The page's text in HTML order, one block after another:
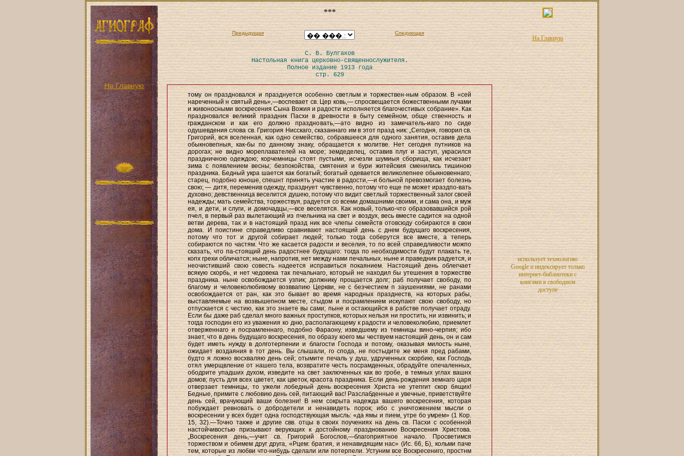
На Главную
***
Предыдущая Следующая
С. В. Булгаков
Настольная книга церковно-священнослужителя.
Полное издание 1913 года
стр. 629
тому он праздновался и празднуется особенно светлым и торжествен-ным образом. В «сей
нареченный н святый день»,—воспевает св. Цер ковь,— спросвещается божественными лучами
и живоносными воскресения Сына Вожия и радости исполняется благочестивых собрание». Как
праздновался великий праздник Пасхи в древности в быту семейном, обще ственность и
гражданском и как его должно праздновать,—ато видно из замечатель-иаго по сиде
одушевдения слова св. Григория Нисскаго, сказаннаго им в этот празд ник: „Сегодня, говорил св.
Григорий, вся вселенная, как одно семейство, собравшееся для одного занятия, оставив дела
обыкновепныя, как-бы по данному знаку, обращается к молитве. Нет сегодня путников на
дорогах; не видно мореплавателей на море; земдеделец, оставив плуг и заступ, украсился
праздничною одеждою; корчемницы стоят пустыми, исчезли шумиыя сборища, как исчезает
зима с появлением весны; безпокойства, смятения и бури житейския сменились тишиною
праздника. Бедный укра шается как богатый; богатый одевается великолепнее обыкновеннаго;
старец, подобно юноше, спешнт принять участие в радости,—и больной превозмогает болезнь
свою; — дитя, переменив одежду, празднует чувственно, потому что еще пе может ираздпо-вать
духовно; девственница веселится душею, потому что видит светлый торжественный залог своей
надежды; мать семейства, торжествуя, радуется со всеми домашними своими, и сама она, и муж
ея, и дети, и слуги, и домочадцы,—все веселятся. Как новый, только-что образовавшийся рой
пчел, в первый раз вылетающий из пчельника на свет и воздух, весь вместе садится на одной
ветви дерева, так и в настоящий празд ник все члепы семейств отовсюду собираются в свои
дома. И поистине справедливо сравнивают настоящий день с днем будущаго воскресения,
потому что тот и другой собирает людей; только тогда соберутся все вместе, а теперь
собираются по частям. Что же касается радости и веселия, то по всей справедливости можпо
сказать, что па-стоящий день радостнее будущаго: тогда по необходимости будут плакать те,
копх грехи обличатся; ныне, напротив, нет между нами печальных. ныне и праведник радуется, и
неочистивший свою совесть надеется исправиться покаянием. Настоящий день облегчает
всякую скорбь, и нет чедовека так печальнаго, который не находил бы утешения в торжестве
праздника. ныне освобождается узпик; должнику прощается долг; раб получает свободу, по
благому и человеколюбивому возввапию Церкви, не с безчестием п заушениями, не ранами
освобождается от ран, как это бывает во время народных празднеств, на которых рабы,
выставляемые на возвышепном месте, стыдом и посрамлением искупают свою свободу, но
отпускается с честию, как это знаете вы сами; пыне и остающийся в рабстве получает отраду.
Если бы даже раб сделал много важных проступков, которых нельзя ни простить, ни извинить; и
тогда господин его из уважения ко дню, располагающему к радости и человеколюбию, приемлет
отверженнаго и посрамленнаго, подобно Фараону, изведшему из темницы вино-черпия; ибо
знает, что в день будущаго воскресения, по образу коего мы чествуем настоящий день, он и сам
будет иметь нужду в долготерпении и благости Господа и потому, оказывая милость ныне,
ожидает воздаяния в тот день. Вы слышали, го спода, не постыдите же меня пред рабами,
будто я ложно восхваляю день сей; отымите печаль у душ, удрученных скорбию, как Господь
отял умерщвление от нашего тела, возвратите честь посрамденных, обрадуйте опечаленных,
ободрите упадших духом, изведите на свет заключенных как во гробе, в темных углах вашнх
домов; пусть для всех цветет, как цветок, красота праздника. Если день рождения земнаго царя
отверзает темницы, то ужели лобедный день воскресения Христа не утепгит скор бящих!
Бедные, примите с любовию день сей, питающий вас! Разслабденные и увечные, приветствуйте
день сей, врачующий ваши болезни! В нем сокрыта надежда вашего воскресения, которая
побуждает ревновать о добродетели и ненавидеть порок; ибо с уничтожением мысли о
воскресении у всех будет одна господствующая мысль: «да ямы и пием, утре бо умрем» (1 Кор.
15, 32).—Точно также и другие свв. отцы в своих поучениях на день св. Пасхи с особенной
настойчивостью призывают верующих к достойному празднованию Воскресения Христова.
„Воскресения день,—учит св. Григорий Богослов,—благоприятное начало. Просветимся
торжеством и обимем друг друга, «Рцем: братия, и ненавидящим нас» (Ис. 66, Б), кольми паче
тем, которые из любви что-нибудь сделали или потерпели. Устуним все Воскресениго, простнм
На Главную
использует технологию
Google и индексирует только
интернет-библиотеки с
книгами в свободном
доступе